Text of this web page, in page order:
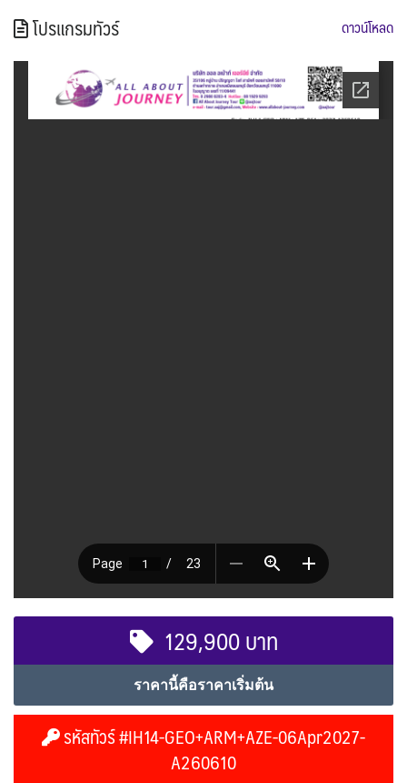
โปรแกรมทัวร์ ดาวน์โหลด
129,900 บาท
ราคานี้คือราคาเริ่มต้น
รหัสทัวร์ #IH14-GEO+ARM+AZE-06Apr2027-
A260610